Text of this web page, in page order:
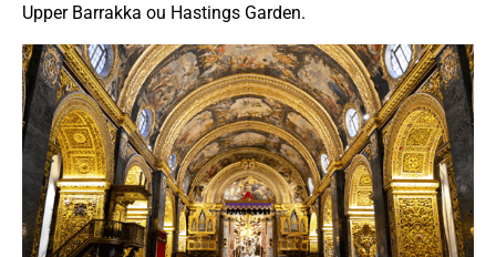
Upper Barrakka ou Hastings Garden.